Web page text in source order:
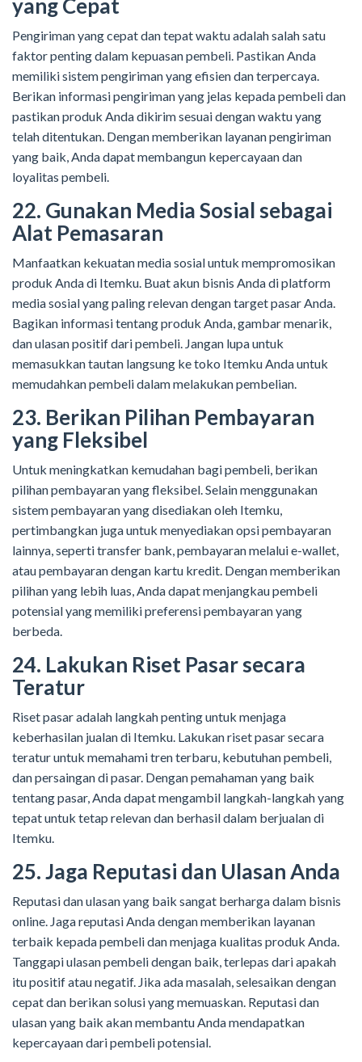
yang Cepat
Pengiriman yang cepat dan tepat waktu adalah salah satu
faktor penting dalam kepuasan pembeli. Pastikan Anda
memiliki sistem pengiriman yang efisien dan terpercaya.
Berikan informasi pengiriman yang jelas kepada pembeli dan
pastikan produk Anda dikirim sesuai dengan waktu yang
telah ditentukan. Dengan memberikan layanan pengiriman
yang baik, Anda dapat membangun kepercayaan dan
loyalitas pembeli.
22. Gunakan Media Sosial sebagai
Alat Pemasaran
Manfaatkan kekuatan media sosial untuk mempromosikan
produk Anda di Itemku. Buat akun bisnis Anda di platform
media sosial yang paling relevan dengan target pasar Anda.
Bagikan informasi tentang produk Anda, gambar menarik,
dan ulasan positif dari pembeli. Jangan lupa untuk
memasukkan tautan langsung ke toko Itemku Anda untuk
memudahkan pembeli dalam melakukan pembelian.
23. Berikan Pilihan Pembayaran
yang Fleksibel
Untuk meningkatkan kemudahan bagi pembeli, berikan
pilihan pembayaran yang fleksibel. Selain menggunakan
sistem pembayaran yang disediakan oleh Itemku,
pertimbangkan juga untuk menyediakan opsi pembayaran
lainnya, seperti transfer bank, pembayaran melalui e-wallet,
atau pembayaran dengan kartu kredit. Dengan memberikan
pilihan yang lebih luas, Anda dapat menjangkau pembeli
potensial yang memiliki preferensi pembayaran yang
berbeda.
24. Lakukan Riset Pasar secara
Teratur
Riset pasar adalah langkah penting untuk menjaga
keberhasilan jualan di Itemku. Lakukan riset pasar secara
teratur untuk memahami tren terbaru, kebutuhan pembeli,
dan persaingan di pasar. Dengan pemahaman yang baik
tentang pasar, Anda dapat mengambil langkah-langkah yang
tepat untuk tetap relevan dan berhasil dalam berjualan di
Itemku.
25. Jaga Reputasi dan Ulasan Anda
Reputasi dan ulasan yang baik sangat berharga dalam bisnis
online. Jaga reputasi Anda dengan memberikan layanan
terbaik kepada pembeli dan menjaga kualitas produk Anda.
Tanggapi ulasan pembeli dengan baik, terlepas dari apakah
itu positif atau negatif. Jika ada masalah, selesaikan dengan
cepat dan berikan solusi yang memuaskan. Reputasi dan
ulasan yang baik akan membantu Anda mendapatkan
kepercayaan dari pembeli potensial.